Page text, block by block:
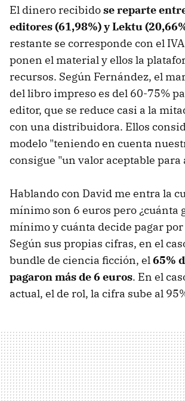
El dinero recibidose reparte
editores (61,98%) y Lektu
restante se corresponde con el
ponen el material y ellos la
recursos. Según Fernández, el
del libro impreso es del 60-75%
editor, que se reduce casi a la
con una distribuidora. Ellos
modelo "teniendo en cuenta
consigue "un valor aceptable para
Hablando con David me entra la
mínimo son 6 euros pero ¿cuánta
mínimo y cuánta decide pagar
Según sus propias cifras, en el
bundle de ciencia ficción, el65%
pagaron más de 6 euros. En el
actual, el de rol, la cifra sube al